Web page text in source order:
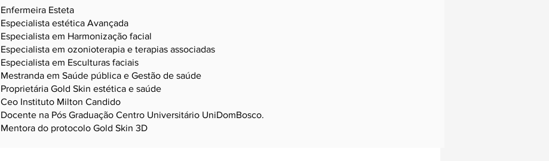
Enfermeira Esteta
Especialista estética Avançada
Especialista em Harmonização facial
Especialista em ozonioterapia e terapias associadas
Especialista em Esculturas faciais
Mestranda em Saúde pública e Gestão de saúde
Proprietária Gold Skin estética e saúde
Ceo Instituto Milton Candido
Docente na Pós Graduação Centro Universitário UniDomBosco.
Mentora do protocolo Gold Skin 3D